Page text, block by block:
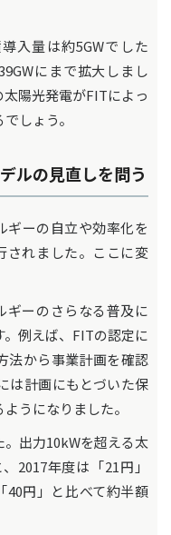
入量は約5GWでした
にまで拡大しまし
陽光発電がFITによっ
しょう。
ルの見直しを問う
ーの自立や効率化を
されました。ここに変
ーのさらなる普及に
例えば、FITの認定に
法から事業計画を確認
は計画にもとづいた保
うになりました。
出力10kWを超える太
2017年度は「21円」
40円」と比べて約半額